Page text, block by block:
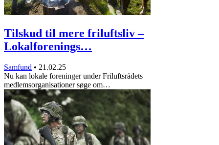
Tilskud til mere friluftsliv –
Lokalforenings…
Samfund • 21.02.25
Nu kan lokale foreninger under Friluftsrådets
medlemsorganisationer søge om…